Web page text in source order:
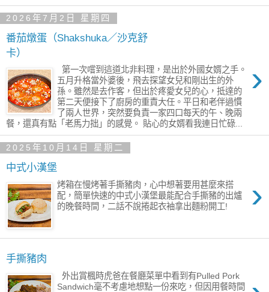
2026年7月2日 星期四
番茄燉蛋（Shakshuka／沙克舒
卡）
›
第一次嚐到這道北非料理，是出於外國女婿之手。
五月升格當外婆後，飛去探望女兒和剛出生的外
孫。雖然是去作客，但出於疼愛女兒的心，抵達的
第二天便接下了廚房的重責大任。平日和老伴過慣
了兩人世界，突然要負責一家四口每天的午、晚兩
餐，還真有點「老馬力拙」的感覺。 貼心的女婿看我連日忙碌...
2025年10月14日 星期二
中式小漢堡
›
烤箱在慢烤著手撕豬肉，心中想著要用甚麼來搭
配，簡單快速的中式小漢堡最能配合手撕豬的出爐
的晚餐時間，二話不說捲起衣袖拿出麵粉開工!
手撕豬肉
外出賞楓時虎爸在餐廳菜單中看到有Pulled Pork
Sandwich毫不考慮地想點一份來吃，但因用餐時間